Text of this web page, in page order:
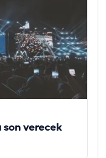
son verecek